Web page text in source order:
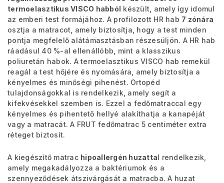
termoelasztikus VISCO habból készült, amely így idomul
az emberi test formájához. A profilozott HR hab 7 zónára
osztja a matracot, amely biztosítja, hogy a test minden
pontja megfelelő alátámasztásban részesüljön. A HR hab
ráadásul 40 %-al ellenállóbb, mint a klasszikus
poliuretán habok. A termoelasztikus VISCO hab remekül
reagál a test hőjére és nyomására, amely biztosítja a
kényelmes és minőségi pihenést. Ortopéd
tulajdonságokkal is rendelkezik, amely segít a
kifekvésekkel szemben is. Ezzel a fedőmatraccal egy
kényelmes és pihentető hellyé alakíthatja a kanapéját
vagy a matracát. A FRUT fedőmatrac 5 centiméter extra
réteget biztosít.
A kiegészítő matrac hipoallergén huzattal rendelkezik,
amely megakadályozza a baktériumok és a
szennyeződések átszivárgását a matracba. A huzat